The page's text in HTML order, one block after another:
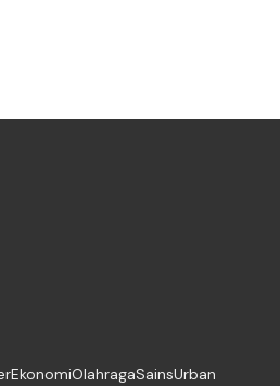
EkonomiOlahragaSainsUrban